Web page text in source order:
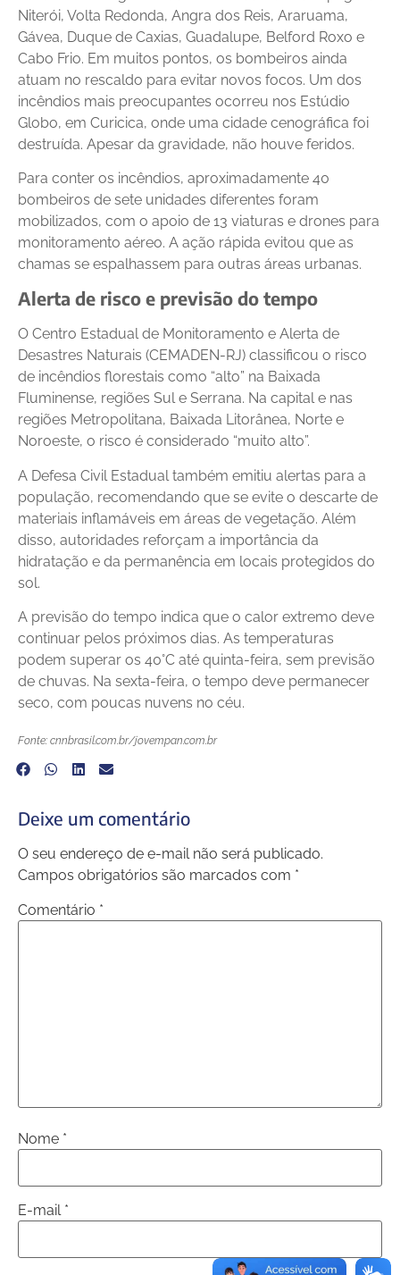
Niterói, Volta Redonda, Angra dos Reis, Araruama,
Gávea, Duque de Caxias, Guadalupe, Belford Roxo e
Cabo Frio. Em muitos pontos, os bombeiros ainda
atuam no rescaldo para evitar novos focos. Um dos
incêndios mais preocupantes ocorreu nos Estúdio
Globo, em Curicica, onde uma cidade cenográfica foi
destruída. Apesar da gravidade, não houve feridos.
Para conter os incêndios, aproximadamente 40
bombeiros de sete unidades diferentes foram
mobilizados, com o apoio de 13 viaturas e drones para
monitoramento aéreo. A ação rápida evitou que as
chamas se espalhassem para outras áreas urbanas.
Alerta de risco e previsão do tempo
O Centro Estadual de Monitoramento e Alerta de
Desastres Naturais (CEMADEN-RJ) classificou o risco
de incêndios florestais como “alto” na Baixada
Fluminense, regiões Sul e Serrana. Na capital e nas
regiões Metropolitana, Baixada Litorânea, Norte e
Noroeste, o risco é considerado “muito alto”.
A Defesa Civil Estadual também emitiu alertas para a
população, recomendando que se evite o descarte de
materiais inflamáveis em áreas de vegetação. Além
disso, autoridades reforçam a importância da
hidratação e da permanência em locais protegidos do
sol.
A previsão do tempo indica que o calor extremo deve
continuar pelos próximos dias. As temperaturas
podem superar os 40°C até quinta-feira, sem previsão
de chuvas. Na sexta-feira, o tempo deve permanecer
seco, com poucas nuvens no céu.
Fonte: cnnbrasil.com.br/jovempan.com.br
Deixe um comentário
O seu endereço de e-mail não será publicado.
Campos obrigatórios são marcados com *
Comentário *
Nome *
E-mail *